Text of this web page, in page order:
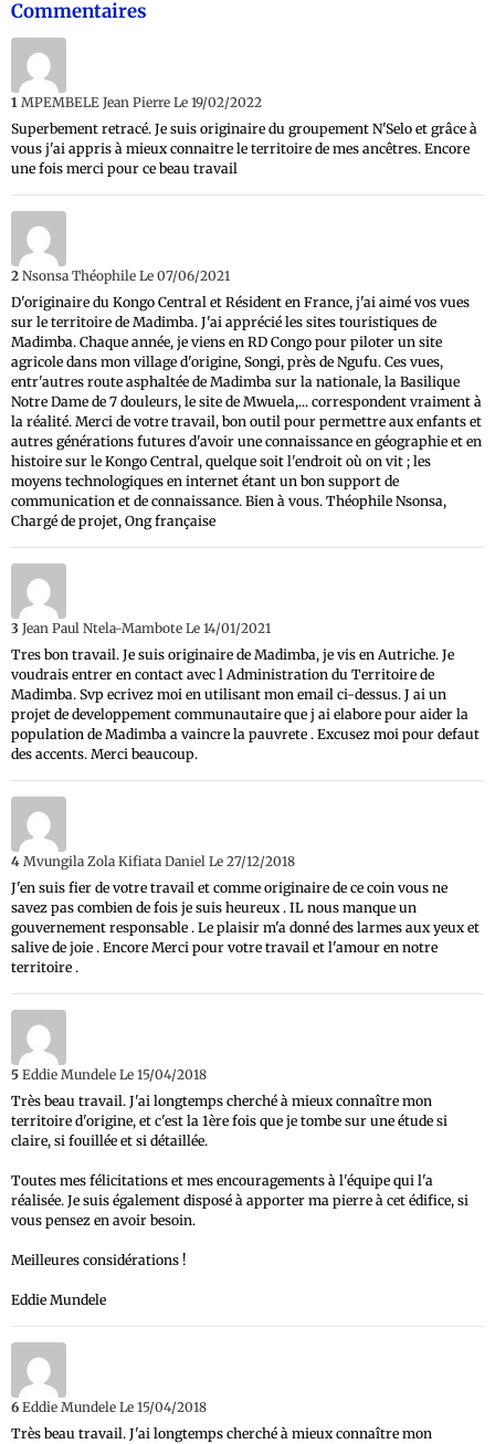
Commentaires
1 MPEMBELE Jean Pierre Le 19/02/2022
Superbement retracé. Je suis originaire du groupement N'Selo et grâce à
vous j'ai appris à mieux connaitre le territoire de mes ancêtres. Encore
une fois merci pour ce beau travail
2 Nsonsa Théophile Le 07/06/2021
D'originaire du Kongo Central et Résident en France, j'ai aimé vos vues
sur le territoire de Madimba. J'ai apprécié les sites touristiques de
Madimba. Chaque année, je viens en RD Congo pour piloter un site
agricole dans mon village d'origine, Songi, près de Ngufu. Ces vues,
entr'autres route asphaltée de Madimba sur la nationale, la Basilique
Notre Dame de 7 douleurs, le site de Mwuela,... correspondent vraiment à
la réalité. Merci de votre travail, bon outil pour permettre aux enfants et
autres générations futures d'avoir une connaissance en géographie et en
histoire sur le Kongo Central, quelque soit l'endroit où on vit ; les
moyens technologiques en internet étant un bon support de
communication et de connaissance. Bien à vous. Théophile Nsonsa,
Chargé de projet, Ong française
3 Jean Paul Ntela-Mambote Le 14/01/2021
Tres bon travail. Je suis originaire de Madimba, je vis en Autriche. Je
voudrais entrer en contact avec l Administration du Territoire de
Madimba. Svp ecrivez moi en utilisant mon email ci-dessus. J ai un
projet de developpement communautaire que j ai elabore pour aider la
population de Madimba a vaincre la pauvrete . Excusez moi pour defaut
des accents. Merci beaucoup.
4 Mvungila Zola Kifiata Daniel Le 27/12/2018
J'en suis fier de votre travail et comme originaire de ce coin vous ne
savez pas combien de fois je suis heureux . IL nous manque un
gouvernement responsable . Le plaisir m'a donné des larmes aux yeux et
salive de joie . Encore Merci pour votre travail et l'amour en notre
territoire .
5 Eddie Mundele Le 15/04/2018
Très beau travail. J'ai longtemps cherché à mieux connaître mon
territoire d'origine, et c'est la 1ère fois que je tombe sur une étude si
claire, si fouillée et si détaillée.
Toutes mes félicitations et mes encouragements à l'équipe qui l'a
réalisée. Je suis également disposé à apporter ma pierre à cet édifice, si
vous pensez en avoir besoin.
Meilleures considérations !
Eddie Mundele
6 Eddie Mundele Le 15/04/2018
Très beau travail. J'ai longtemps cherché à mieux connaître mon